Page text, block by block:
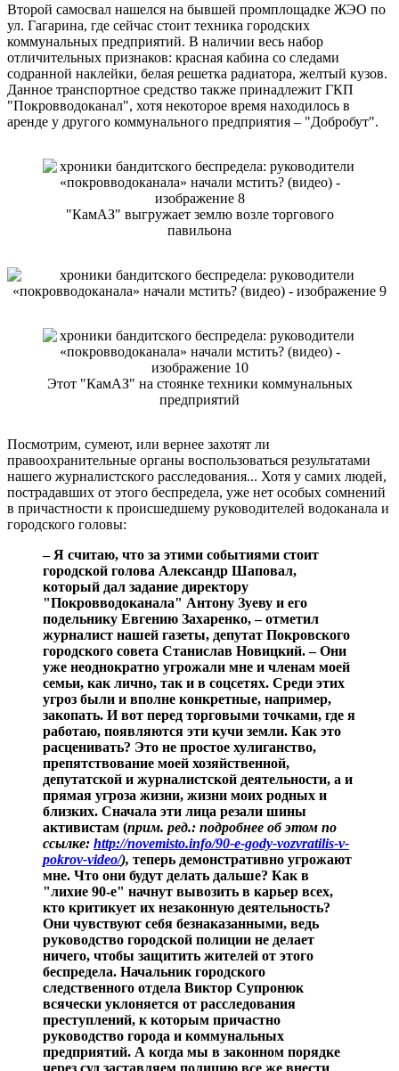
Второй самосвал нашелся на бывшей промплощадке ЖЭО по
ул. Гагарина, где сейчас стоит техника городских
коммунальных предприятий. В наличии весь набор
отличительных признаков: красная кабина со следами
содранной наклейки, белая решетка радиатора, желтый кузов.
Данное транспортное средство также принадлежит ГКП
"Покровводоканал", хотя некоторое время находилось в
аренде у другого коммунального предприятия – "Добробут".
"КамАЗ" выгружает землю возле торгового
павильона
Этот "КамАЗ" на стоянке техники коммунальных
предприятий
Посмотрим, сумеют, или вернее захотят ли
правоохранительные органы воспользоваться результатами
нашего журналистского расследования... Хотя у самих людей,
пострадавших от этого беспредела, уже нет особых сомнений
в причастности к происшедшему руководителей водоканала и
городского головы:
– Я считаю, что за этими событиями стоит
городской голова Александр Шаповал,
который дал задание директору
"Покровводоканала" Антону Зуеву и его
подельнику Евгению Захаренко, – отметил
журналист нашей газеты, депутат Покровского
городского совета Станислав Новицкий. – Они
уже неоднократно угрожали мне и членам моей
семьи, как лично, так и в соцсетях. Среди этих
угроз были и вполне конкретные, например,
закопать. И вот перед торговыми точками, где я
работаю, появляются эти кучи земли. Как это
расценивать? Это не простое хулиганство,
препятствование моей хозяйственной,
депутатской и журналистской деятельности, а и
прямая угроза жизни, жизни моих родных и
близких. Сначала эти лица резали шины
активистам (прим. ред.: подробнее об этом по
ссылке: http://novemisto.info/90-e-gody-vozvratilis-v-
pokrov-video/), теперь демонстративно угрожают
мне. Что они будут делать дальше? Как в
"лихие 90-е" начнут вывозить в карьер всех,
кто критикует их незаконную деятельность?
Они чувствуют себя безнаказанными, ведь
руководство городской полиции не делает
ничего, чтобы защитить жителей от этого
беспредела. Начальник городского
следственного отдела Виктор Супронюк
всячески уклоняется от расследования
преступлений, к которым причастно
руководство города и коммунальных
предприятий. А когда мы в законном порядке
через суд заставляем полицию все же внести